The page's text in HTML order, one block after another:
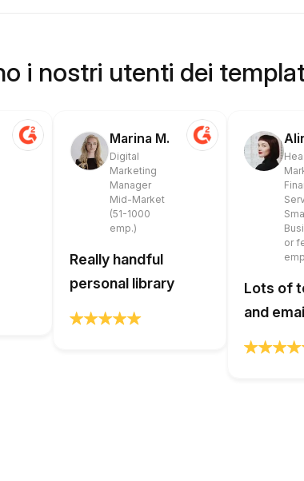
i nostri utenti dei
Marina M.
Digital
Marketing
Manager
Mid-Market
(51-1000
emp.)
Really handful
personal library
or
Lots of
and